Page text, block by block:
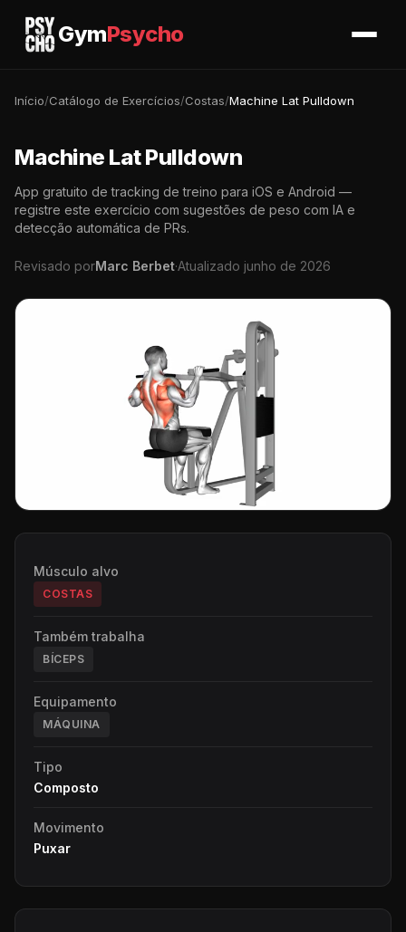
GymPsycho
Início/Catálogo de Exercícios/Costas/Machine Lat Pulldown
Machine Lat Pulldown
App gratuito de tracking de treino para iOS e Android —
registre este exercício com sugestões de peso com IA e
detecção automática de PRs.
Revisado porMarc Berbet·Atualizado junho de 2026
Músculo alvo
COSTAS
Também trabalha
BÍCEPS
Equipamento
MÁQUINA
Tipo
Composto
Movimento
Puxar